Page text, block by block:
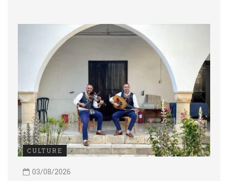
CULTURE
03/08/2026